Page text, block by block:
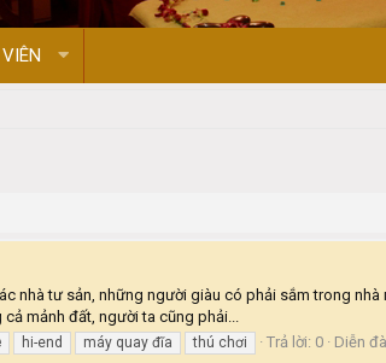
nhà tư sản, những người giàu có phải sắm trong
mảnh đất, người ta cũng phải...
hi-end máy quay đĩa thú chơi Trả lời: 0 Diễn